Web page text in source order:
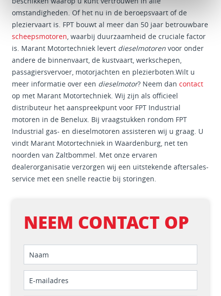
omstandigheden. Of het nu in de beroepsvaart of de
pleziervaart is. FPT bouwt al meer dan 50 jaar betrouwbare
scheepsmotoren, waarbij duurzaamheid de cruciale factor
is. Marant Motortechniek levert dieselmotoren voor onder
andere de binnenvaart, de kustvaart, werkschepen,
passagiersvervoer, motorjachten en plezierboten.Wilt u
meer informatie over een dieselmotor? Neem dan contact
op met Marant Motortechniek. Wij zijn als officieel
distributeur het aanspreekpunt voor FPT Industrial
motoren in de Benelux. Bij vraagstukken rondom FPT
Industrial gas- en dieselmotoren assisteren wij u graag. U
vindt Marant Motortechniek in Waardenburg, net ten
noorden van Zaltbommel. Met onze ervaren
dealerorganisatie verzorgen wij een uitstekende aftersales-
service met een snelle reactie bij storingen.
NEEM CONTACT OP